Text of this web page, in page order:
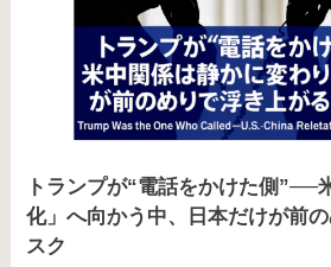
トランプが“電話をかけた側”──
化」へ向かう中、日本だけが前
スク